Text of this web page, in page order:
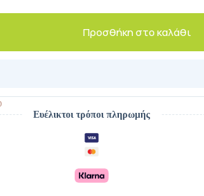
Προσθήκη στο καλάθι
Ευέλικτοι τρόποι πληρωμής